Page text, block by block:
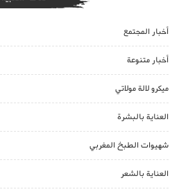
أخبار المجتمع
أخبار متنوعة
ميكرو لالة مولاتي
العناية بالبشرة
شهيوات الطبخ المغربي
العناية بالشعر